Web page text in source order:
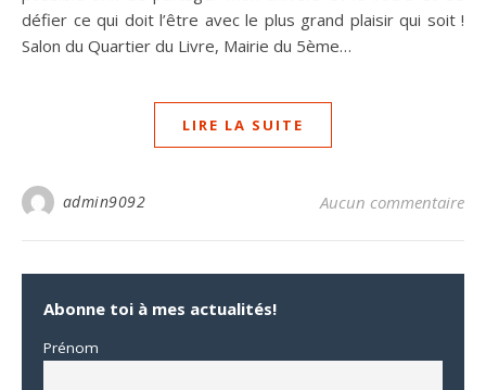
défier ce qui doit l’être avec le plus grand plaisir qui soit !
Salon du Quartier du Livre, Mairie du 5ème…
LIRE LA SUITE
admin9092 Aucun commentaire
Abonne toi à mes actualités!
Prénom